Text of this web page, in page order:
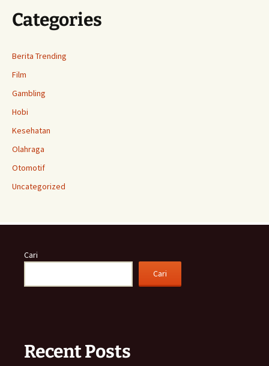
Categories
Berita Trending
Film
Gambling
Hobi
Kesehatan
Olahraga
Otomotif
Uncategorized
Cari
Cari
Recent Posts